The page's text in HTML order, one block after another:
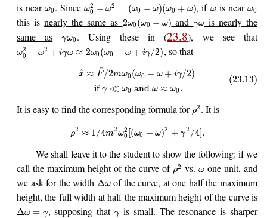
is nearω0. Sinceω2
0 − ω2 = (ω0 − ω)(ω0 + ω), if ωis near ω0
this isnearly the same as 2ω0(ω0 − ω) and γωis nearly the
same as
γω0. Using these in (23.8), we see that
ω2
0 − ω2 + iγω ≈ 2ω0(ω0 − ω + iγ/2), so that
x
^ ≈ F^/2mω0(ω0 − ω + iγ/2)
if γ ≪ ω0 and ω ≈ ω0.
(23.13)
It is easy to find the corresponding formula for ρ2 . It is
ρ2 ≈ 1 /4m2ω2
0 [(ω0 − ω)2 + γ2 /4].
We shall leave it to the student to show the following: if we
call the maximum height of the curve of ρ2 vs. ω one unit, and
we ask for the width Δωof the curve, at one half the maximum
height, the full width at half the maximum height of the curve is
Δω = γ, supposing that γis small. The resonance is sharper